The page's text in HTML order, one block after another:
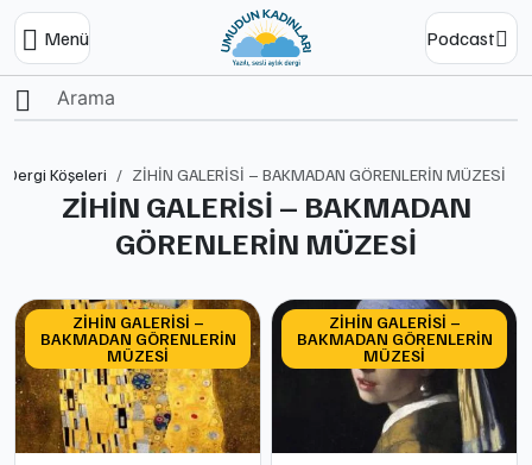
Menü Podcast
Ana Sayfa
Dergi Köşeleri ZİHİN GALERİSİ – BAKMADAN GÖRENLERİN MÜZESİ
ZİHİN GALERİSİ – BAKMADAN
GÖRENLERİN MÜZESİ
ZİHİN GALERİSİ –
BAKMADAN GÖRENLERİN
MÜZESİ
ZİHİN GALERİSİ –
BAKMADAN GÖRENLERİN
MÜZESİ